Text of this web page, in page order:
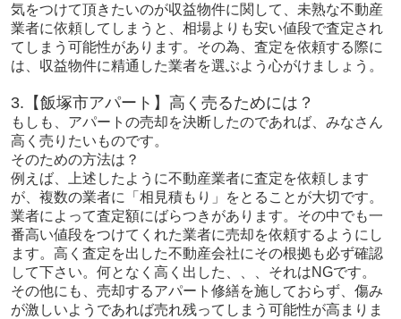
気をつけて頂きたいのが収益物件に関して、未熟な不動産
業者に依頼してしまうと、相場よりも安い値段で査定され
てしまう可能性があります。その為、査定を依頼する際に
は、収益物件に精通した業者を選ぶよう心がけましょう。
3.【飯塚市アパート】高く売るためには？
もしも、アパートの売却を決断したのであれば、みなさん
高く売りたいものです。
そのための方法は？
例えば、上述したように不動産業者に査定を依頼します
が、複数の業者に「相見積もり」をとることが大切です。
業者によって査定額にばらつきがあります。その中でも一
番高い値段をつけてくれた業者に売却を依頼するようにし
ます。高く査定を出した不動産会社にその根拠も必ず確認
して下さい。何となく高く出した、、、それはNGです。
その他にも、売却するアパート修繕を施しておらず、傷み
が激しいようであれば売れ残ってしまう可能性が高まりま